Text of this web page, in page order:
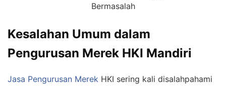
Bermasalah
Kesalahan Umum dalam
Pengurusan Merek HKI Mandiri
Jasa Pengurusan Merek HKI sering kali disalahpahami